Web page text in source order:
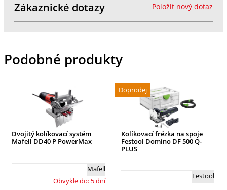
Položit nový dotaz
Zákaznické dotazy
Podobné produkty
Dvojitý kolíkovací systém
Mafell DD40 P PowerMax
Mafell
Obvykle do: 5 dní
Doprodej
Kolíkovací frézka na spoje
Festool Domino DF 500 Q-
PLUS
Festool